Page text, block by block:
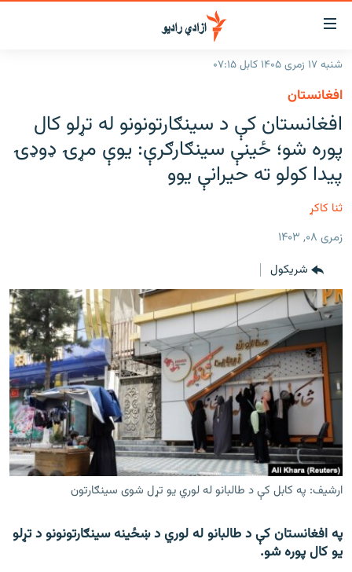
د
لاسرسۍ
وړ
لېنکونه
متن
ته
ورتلل
اصلي
مېنو
ته
ورتلل
پاڼې
ته
مراجعه
راپورونه
افغانستان
سیمه
خبرونه
افغانستان
د خپرونو جدول
ورزش
د کډوالۍ بحران
'کووېډ-۱۹'
اړیکه
دري پاڼه
Azadi English
راسره ملګري شئ
د ازادې اروپا/ ازادي راډيو ټولې پاڼې
شنبه ۱۷ زمری ۱۴۰۵ کابل ۰۷:۱۵
افغانستان
افغانستان کې د سینګارتونونو له تړلو کال
پوره شو؛ ځينې سینګارګرې: یوې مړۍ ډوډۍ
پیدا کولو ته حیرانې یوو
ثنا کاکړ
زمری ۰۸, ۱۴۰۳
شريکول
ارشیف: په کابل کې د طالبانو له لوري یو تړل شوی سینګارتون
په افغانستان کې د طالبانو له لوري د ښځینه سینګارتونونو د تړلو
یو کال پوره شو.